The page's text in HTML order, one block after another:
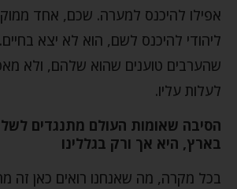
אפילו להיכנס למערה. שכם, אחד ממוקדי
ליהודי להיכנס לשם, הוא לא יצא בחיים.
שהערבים טוענים שהוא שלהם, ולא
לעלות עליו.
הסיבה שאומות העולם מתנגדים
בארץ, היא אך ורק בגללינו
בכל מקרה, מה שאנחנו רואים כאן זה מה